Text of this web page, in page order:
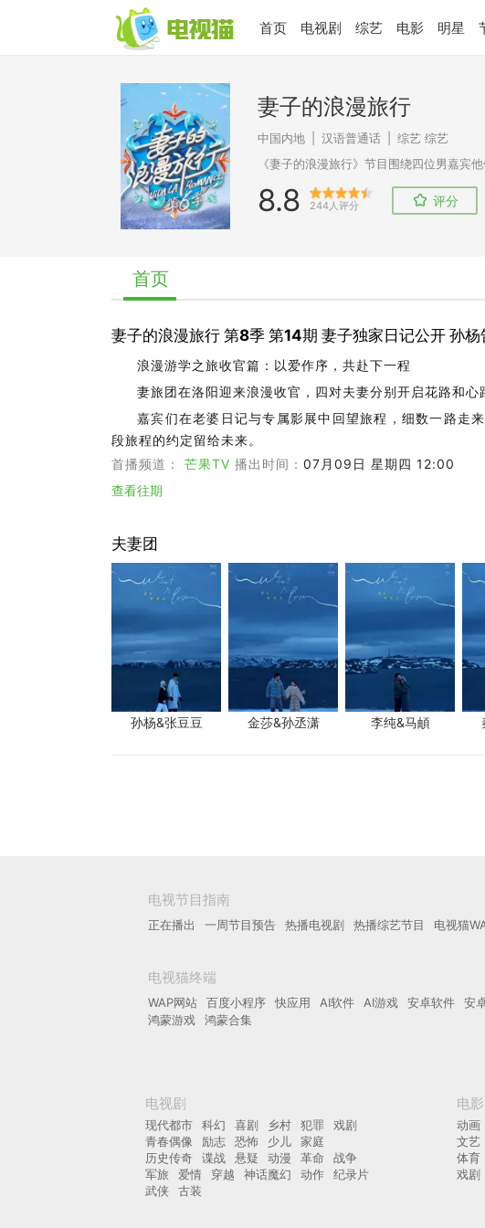
首页 电视剧 综艺 电影 明星
妻子的浪漫旅行
中国内地 汉语普通话 综艺 综艺
8.8 244人评分 评分
首页
妻子的浪漫旅行 第8季 第14期 妻子独家日记公开 孙
浪漫游学之旅收官篇：以爱作序，共赴下一程
妻旅团在洛阳迎来浪漫收官，四对夫妻分别开启花路和心
嘉宾们在老婆日记与专属影展中回望旅程，细数一路走
段旅程的约定留给未来。
首播频道：
芒果TV 播出时间： 07月09日 星期四 12:00
查看往期
夫妻团
孙杨&张豆豆 金莎&孙丞潇 李纯&马頔
电视节目指南
正在播出 一周节目预告 热播电视剧 热播综艺节目 电视猫
电视猫终端
WAP网站 百度小程序 快应用 AI软件 AI游戏 安卓软件 安
鸿蒙游戏
鸿蒙合集
电视剧
现代都市 科幻 喜剧 乡村 犯罪
戏剧
青春偶像
励志 恐怖 少儿
家庭
历史传奇
谍战 悬疑 动漫 革命
战争
军旅
爱情 穿越 神话魔幻 动作
纪录片
武侠
古装
电影
动画
文艺
体育
戏剧